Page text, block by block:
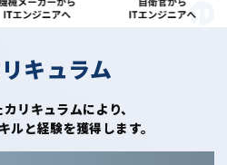
キュラム
リキュラムにより、
ルと経験を獲得します。